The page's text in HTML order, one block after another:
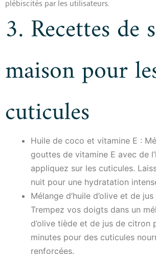
3. Recettes de
maison pour
cuticules
Huile de coco et vitamine E :
gouttes de vitamine E avec de
appliquez sur les cuticules.
nuit pour une hydratation
Mélange d’huile d’olive et de
Trempez vos doigts dans un
d’olive tiède et de jus de citron
minutes pour des cuticules
renforcées.